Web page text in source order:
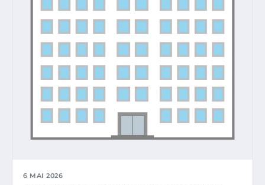
6 MAI 2026